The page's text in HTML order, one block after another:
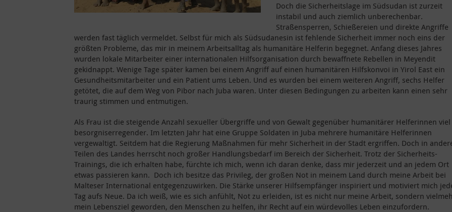
Doch die Sicherheitslage im Südsudan ist zurzeit
instabil und auch ziemlich unberechenbar.
Straßensperren, Schießereien und direkte Angriffe
werden fast täglich vermeldet. Selbst für mich als Südsudanesin ist fehlende Sicherheit immer noch eins der
größten Probleme, das mir in meinem Arbeitsalltag als humanitäre Helferin begegnet. Anfang dieses Jahres
wurden lokale Mitarbeiter einer internationalen Hilfsorganisation durch bewaffnete Rebellen in Meyendit
gekidnappt. Wenige Tage später kamen bei einem Angriff auf einen humanitären Hilfskonvoi in Yirol East ein
Gesundheitsmitarbeiter und ein Patient ums Leben. Und es wurden bei einem weiteren Angriff, sechs Helfer
getötet, die auf dem Weg von Pibor nach Juba waren. Unter diesen Bedingungen zu arbeiten kann einen sehr
traurig stimmen und entmutigen.
Als Frau ist die steigende Anzahl sexueller Übergriffe und von Gewalt gegenüber humanitärer Helferinnen viel
besorgniserregender. Im letzten Jahr hat eine Gruppe Soldaten in Juba mehrere humanitäre Helferinnen
vergewaltigt. Seitdem hat die Regierung Maßnahmen für mehr Sicherheit in der Stadt ergriffen. Doch in
Teilen des Landes herrscht noch großer Handlungsbedarf im Bereich der Sicherheit. Trotz der Sicherheits-
Trainings, die ich erhalten habe, fürchte ich mich, wenn ich daran denke, dass mir jederzeit und an jedem Ort
etwas passieren kann. Doch ich besitze das Privileg, der großen Not in meinem Land durch meine Arbeit bei
Malteser International entgegenzuwirken. Die Stärke unserer Hilfsempfänger inspiriert und motiviert mich
Tag aufs Neue. Da ich weiß, wie es sich anfühlt, Not zu erleiden, ist es nicht nur meine Arbeit, sondern
mein Lebensziel geworden, den Menschen zu helfen, ihr Recht auf ein würdevolles Leben einzufordern.